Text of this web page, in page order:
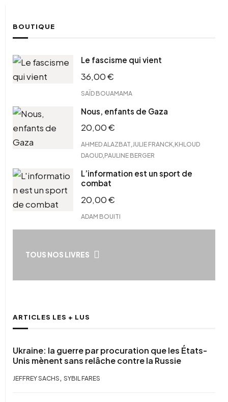
BOUTIQUE
Le fascisme qui vient
36,00€
SAÏD BOUAMAMA
Nous, enfants de Gaza
20,00€
AHMED ALAZBAT JULIE FRANCK KHLOUD
DAOUD PAULINE BERGER
L’information est un sport de
combat
20,00€
ADAM BOUITI
TOUS NOS LIVRES
ARTICLES LES + LUS
Ukraine: la guerre par procuration que les États-
Unis mènent sans relâche contre la Russie
JEFFREY SACHS , SYBIL FARES